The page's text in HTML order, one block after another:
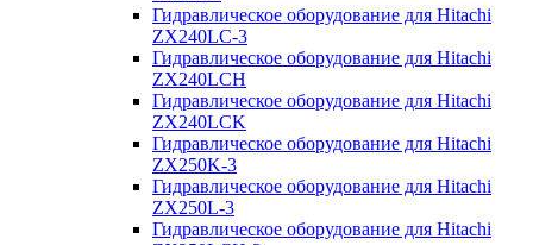
Гидравлическое оборудование для Hitachi
ZX240LC-3
Гидравлическое оборудование для Hitachi
ZX240LCH
Гидравлическое оборудование для Hitachi
ZX240LCK
Гидравлическое оборудование для Hitachi
ZX250K-3
Гидравлическое оборудование для Hitachi
ZX250L-3
Гидравлическое оборудование для Hitachi